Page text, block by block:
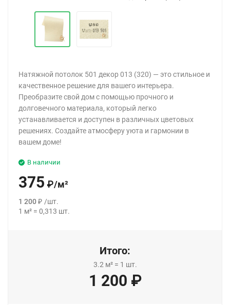
Натяжной потолок 501 декор 013 (320) — это стильное и
качественное решение для вашего интерьера.
Преобразите свой дом с помощью прочного и
долговечного материала, который легко
устанавливается и доступен в различных цветовых
решениях. Создайте атмосферу уюта и гармонии в
вашем доме!
В наличии
375 ₽/м²
1 200₽ /шт.
1 м² = 0,313 шт.
Итого:
3.2 м²= 1 шт.
1 200 ₽